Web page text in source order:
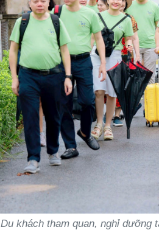
Du khách tham quan, nghỉ dưỡng